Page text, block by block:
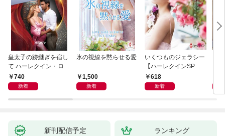
皇太子の跡継ぎを宿し
て ハーレクイン・ロマ
ンス～純潔のシンデレ
ラ～
740
新着
氷の視線を黙らせる愛
1,500
新着
いくつものジェラシー
【ハーレクインSP文
庫版】
618
新着
新刊配信予定 ランキング